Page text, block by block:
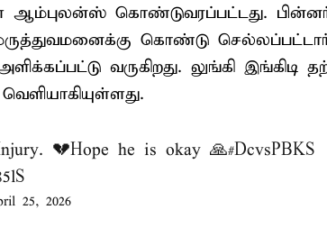
ஆம்புலன்ஸ் கொண்டுவரப்பட்டது.
கொண்டு
வருகிறது. லுங்கி இங்கிடி
💔Hope he is okay 🙏#DcvsPBKS
25, 2026